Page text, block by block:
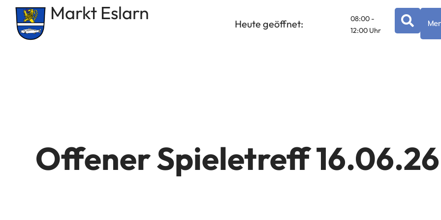
Markt Eslarn
Heute geöffnet:
08:00 -
12:00 Uhr
Offener Spieletreff 16.06.26